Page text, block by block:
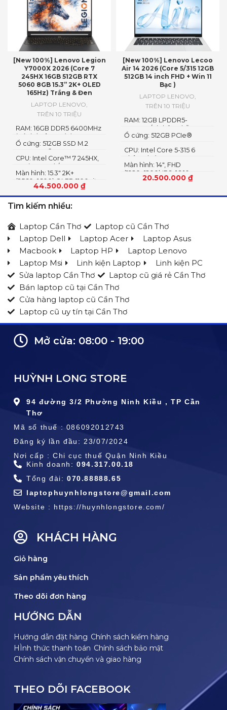
[New 100%] Lenovo Legion
Y7000X 2026 (Core 7
245HX 16GB 512GB RTX
5060 8GB 15.3” 2K+ OLED
165Hz) Trắng & Đen
LAPTOP LENOVO
TRÊN 10 TRIỆU
44.500.000 ₫
Màn hình: 15.3″ 2K+
(2560×1600) OLED 1100nits
(peak) / 500nits (typical)
Glossy, 100% DCI-P3, 165Hz,
G-SYNC®, DisplayHDR™
CPU: Intel Core™ 7 245HX,
14C (6P + 8E) / 14T
Ổ cứng: 512GB SSD M.2
2242 PCIe® 4.0×4 NVMe
RAM: 16GB DDR5 6400MHz
(có thể nâng cấp)
[New 100%] Lenovo Lecoo
Air 14 2026 (Core 5/315 12GB
512GB 14 inch FHD + Win 11
Bạc )
LAPTOP LENOVO
TRÊN 10 TRIỆU
20.500.000 ₫
Màn hình: 14″, FHD
(1920x1200) IPS, 16:10
CPU: Intel Core 5-315 6
nhân 6 luồng
Ổ cứng: 512GB PCIe®
RAM: 12GB LPDDR5-
5600MT/s (Không hỗ trợ
nâng cấp)
Tìm kiếm nhiều:
Laptop Cần Thơ
Laptop cũ Cần Thơ
Laptop Dell
Laptop Acer
Laptop Asus
Macbook
Laptop HP
Laptop Lenovo
Laptop Msi
Linh kiện Laptop
Linh kiện PC
Sửa laptop Cần Thơ
Laptop cũ giá rẻ Cần Thơ
Bán laptop cũ tại Cần Thơ
Cửa hàng laptop cũ Cần Thơ
Laptop cũ uy tín tại Cần Thơ
Mở cửa: 08:00 - 19:00
HUỲNH LONG STORE
94 đường 3/2 Phường Ninh Kiều , TP Cần
Thơ
Mã số thuế : 086092012743
Đăng ký lần đầu: 23/07/2024
Nơi cấp : Chi cục thuế Quận Ninh Kiều
Kinh doanh:094.317.00.18
Tổng đài: 070.88888.65
laptophuynhlongstore@gmail.com
Website : https://huynhlongstore.com/
KHÁCH HÀNG
Giỏ hàng
Sản phẩm yêu thích
Theo dõi đơn hàng
HƯỚNG DẪN
Hướng dẫn đặt hàng Chính sách kiểm hàng
HÌnh thức thanh toán Chính sách bảo mật
Chính sách vận chuyển và giao hàng
THEO DÕI FACEBOOK